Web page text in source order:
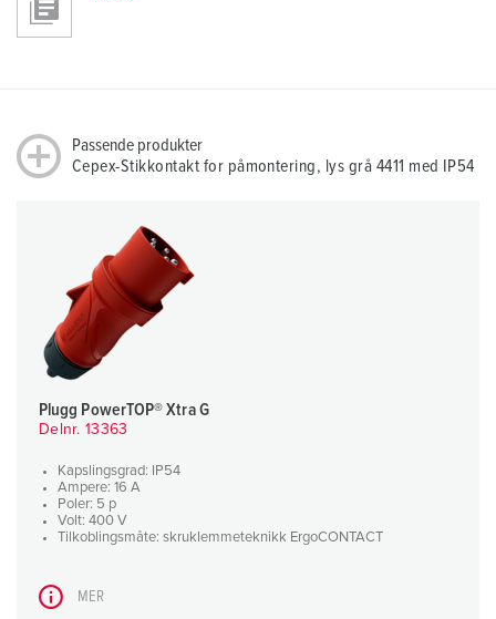
Passende produkter
Cepex-Stikkontakt for påmontering, lys grå 4411 med IP54
Plugg PowerTOP® Xtra G
Delnr. 13363
Kapslingsgrad: IP54
Ampere: 16 A
Poler: 5 p
Volt: 400 V
Tilkoblingsmåte: skruklemmeteknikk ErgoCONTACT
MER